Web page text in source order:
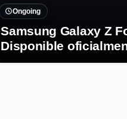
Ongoing
Samsung Galaxy Z
Disponible